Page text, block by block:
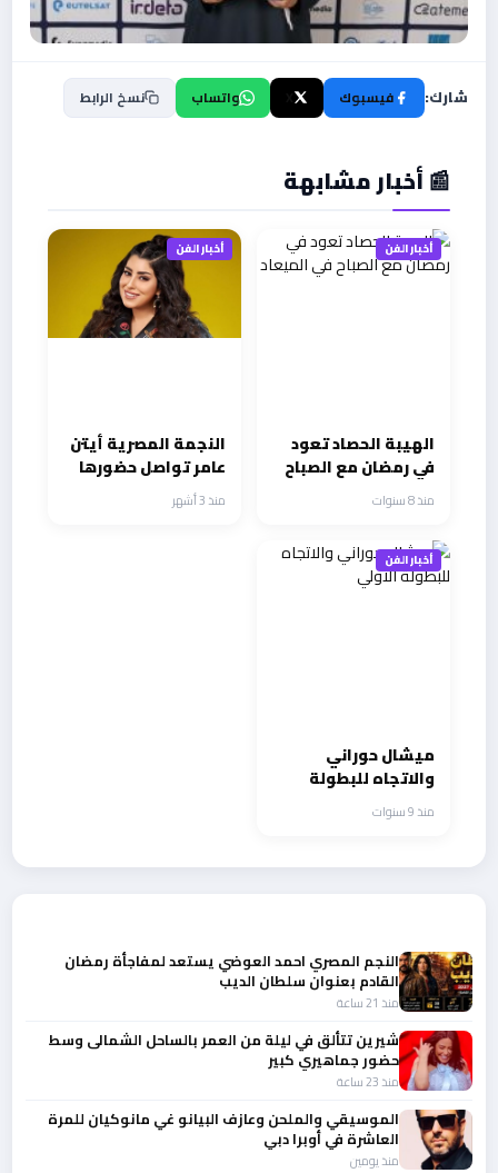
شارك: فيسبوك واتساب نسخ الرابط
📰 أخبار مشابهة
أخبار الفن
الهيبة الحصاد تعود
في رمضان مع الصباح
في الميعادمنذ 8 سنوات
أخبار الفن
النجمة المصرية أيتن
عامر تواصل حضورها
ونشاطها الفني مابين
الدراما والغناء بنجاح
منذ 3 أشهر
أخبار الفن
ميشال حوراني
والاتجاه للبطولة
الاوليمنذ 9 سنوات
النجم المصري احمد العوضي يستعد لمفاجأة رمضان
القادم بعنوان سلطان الديب
منذ 21 ساعة
شيرين تتألق في ليلة من العمر بالساحل الشمالى وسط
حضور جماهيري كبير
منذ 23 ساعة
الموسيقي والملحن وعازف البيانو غي مانوكيان للمرة
العاشرة في أوبرا دبي
منذ يومين